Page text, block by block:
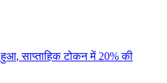
हआ, सपतहक टकन म 20% क